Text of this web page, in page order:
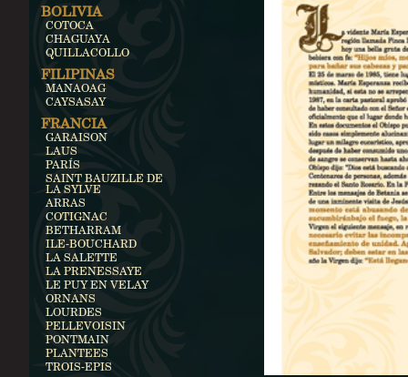
BOLIVIA
COTOCA
CHAGUAYA
QUILLACOLLO
FILIPINAS
MANAOAG
CAYSASAY
FRANCIA
GARAISON
LAUS
PARÍS
SAINT BAUZILLE DE
LA SYLVE
ARRAS
COTIGNAC
BETHARRAM
ILE-BOUCHARD
LA SALETTE
LA PRENESSAYE
LE PUY EN VELAY
ORNANS
LOURDES
PELLEVOISIN
PONTMAIN
PLANTEES
TROIS-EPIS